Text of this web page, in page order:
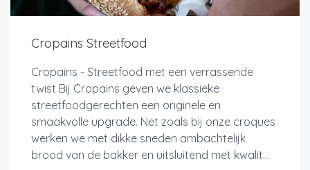
Cropains Streetfood
Cropains - Streetfood met een verrassende
twist Bij Cropains geven we klassieke
streetfoodgerechten een originele en
smaakvolle upgrade. Net zoals bij onze croques
werken we met dikke sneden ambachtelijk
brood van de bakker en uitsluitend met kwalit...